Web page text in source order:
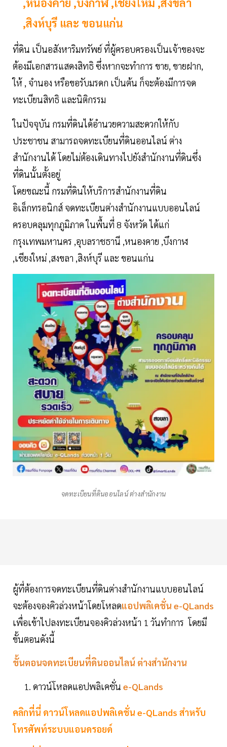
,สิงห์บุรี และ ขอนแก่น
ที่ดิน เป็นอสังหาริมทรัพย์ ที่ผู้ครอบครองเป็นเจ้าของจะ
ต้องมีเอกสารแสดงสิทธิ ซึ่งหากจะทำการ ขาย, ขายฝาก,
ให้ , จำนอง หรือขอรับมรดก เป็นต้น ก็จะต้องมีการจด
ทะเบียนสิทธิ และนิติกรรม
ในปัจจุบัน กรมที่ดินได้อำนวยความสะดวกให้กับ
ประชาชน สามารถจดทะเบียนที่ดินออนไลน์ ต่าง
สำนักงานได้ โดยไม่ต้องเดินทางไปยังสำนักงานที่ดินซึ่ง
ที่ดินนั้นตั้งอยู่
โดยขณะนี้ กรมที่ดินให้บริการสำนักงานที่ดิน
อิเล็กทรอนิกส์ จดทะเบียนต่างสำนักงานแบบออนไลน์
ครอบคลุมทุกภูมิภาค ในพื้นที่ 8 จังหวัด ได้แก่
กรุงเทพมหานคร ,อุบลราชธานี ,หนองคาย ,บึงกาฬ
,เชียงใหม่ ,สงขลา ,สิงห์บุรี และ ขอนแก่น
จดทะเบียนที่ดินออนไลน์ ต่างสำนักงาน
ผู้ที่ต้องการจดทะเบียนที่ดินต่างสำนักงานแบบออนไลน์
จะต้องจองคิวล่วงหน้าโดยโหลดแอปพลิเคชั่น e-QLands
เพื่อเข้าไปลงทะเบียนจองคิวล่วงหน้า 1 วันทำการ โดยมี
ขั้นตอนดังนี้
ขั้นตอนจดทะเบียนที่ดินออนไลน์ ต่างสำนักงาน
ดาวน์โหลดแอปพลิเคชั่น e-QLands
คลิกที่นี่ ดาวน์โหลดแอปพลิเคชั่น e-QLands สำหรับ
โทรศัพท์ระบบแอนดรอยด์